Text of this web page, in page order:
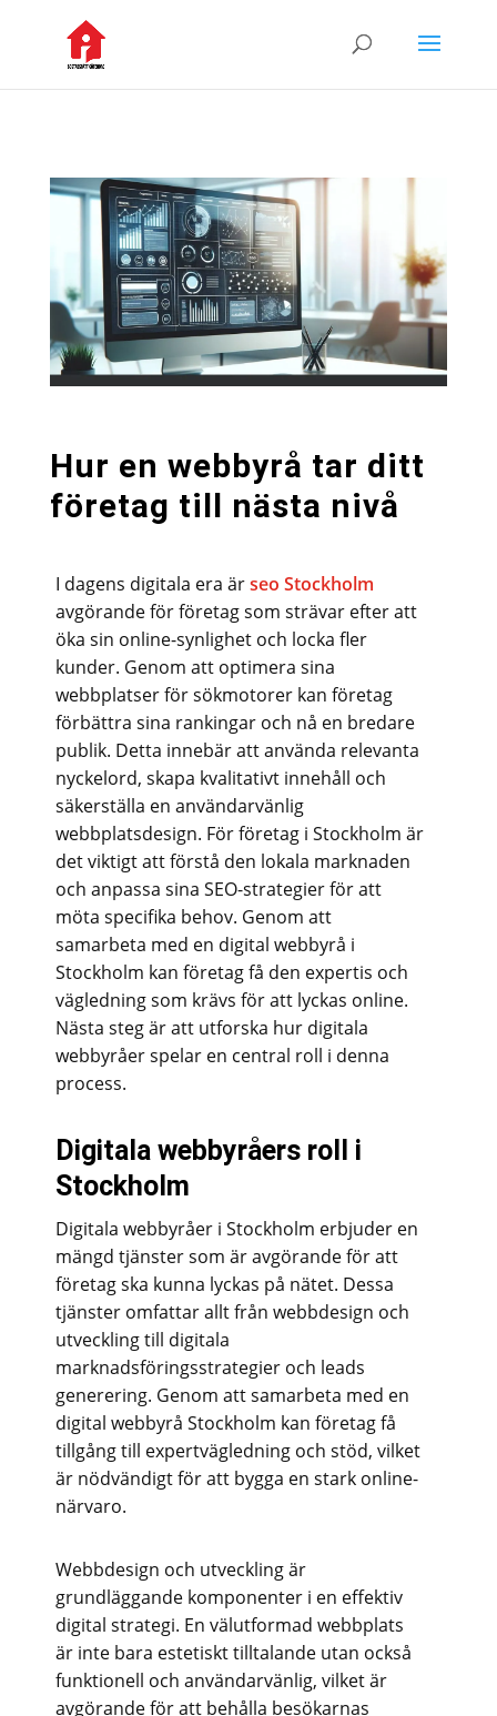
Hur en webbyrå tar ditt
företag till nästa nivå
I dagens digitala era ärseo Stockholm
avgörande för företag som strävar efter att
öka sin online-synlighet och locka fler
kunder. Genom att optimera sina
webbplatser för sökmotorer kan företag
förbättra sina rankingar och nå en bredare
publik. Detta innebär att använda relevanta
nyckelord, skapa kvalitativt innehåll och
säkerställa en användarvänlig
webbplatsdesign. För företag i Stockholm är
det viktigt att förstå den lokala marknaden
och anpassa sina SEO-strategier för att
möta specifika behov. Genom att
samarbeta med en digital webbyrå i
Stockholm kan företag få den expertis och
vägledning som krävs för att lyckas online.
Nästa steg är att utforska hur digitala
webbyråer spelar en central roll i denna
process.
Digitala webbyråers roll i
Stockholm
Digitala webbyråer i Stockholm erbjuder en
mängd tjänster som är avgörande för att
företag ska kunna lyckas på nätet. Dessa
tjänster omfattar allt från webbdesign och
utveckling till digitala
marknadsföringsstrategier och leads
generering. Genom att samarbeta med en
digital webbyrå Stockholm kan företag få
tillgång till expertvägledning och stöd, vilket
är nödvändigt för att bygga en stark online-
närvaro.
Webbdesign och utveckling är
grundläggande komponenter i en effektiv
digital strategi. En välutformad webbplats
är inte bara estetiskt tilltalande utan också
funktionell och användarvänlig, vilket är
avgörande för att behålla besökarnas